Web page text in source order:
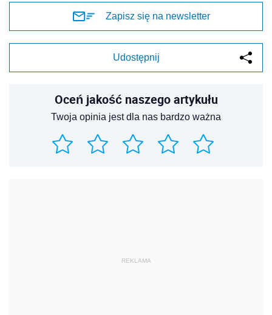
Zapisz się na newsletter
Udostępnij
Oceń jakość naszego artykułu
Twoja opinia jest dla nas bardzo ważna
REKLAMA